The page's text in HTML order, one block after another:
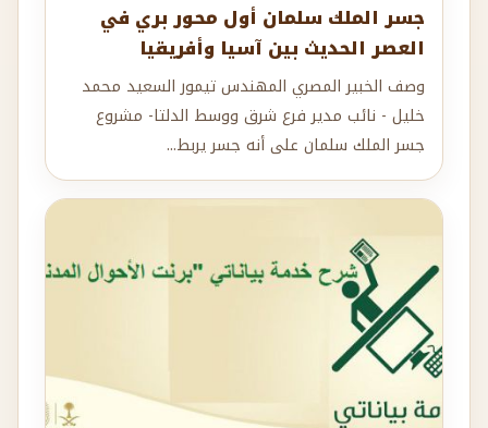
جسر الملك سلمان أول محور بري في
العصر الحديث بين آسيا وأفريقيا
وصف الخبير المصري المهندس تيمور السعيد محمد
خليل - نائب مدير فرع شرق ووسط الدلتا- مشروع
جسر الملك سلمان على أنه جسر يربط...